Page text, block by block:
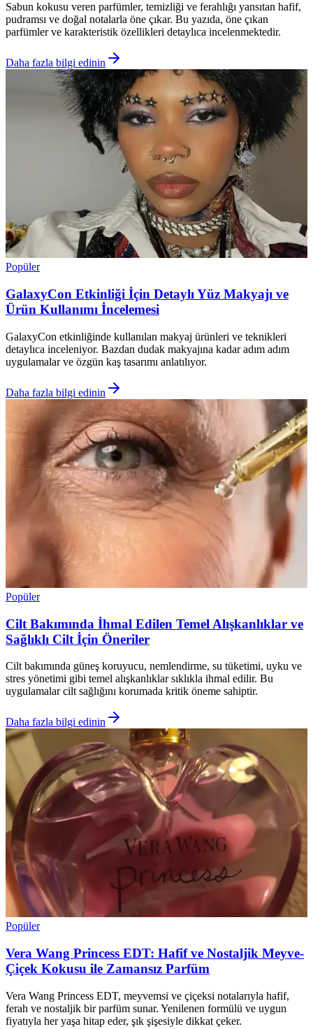
Sabun kokusu veren parfümler, temizliği ve ferahlığı yansıtan hafif,
pudramsı ve doğal notalarla öne çıkar. Bu yazıda, öne çıkan
parfümler ve karakteristik özellikleri detaylıca incelenmektedir.
Daha fazla bilgi edinin
Popüler
GalaxyCon Etkinliği İçin Detaylı Yüz Makyajı ve
Ürün Kullanımı İncelemesi
GalaxyCon etkinliğinde kullanılan makyaj ürünleri ve teknikleri
detaylıca inceleniyor. Bazdan dudak makyajına kadar adım adım
uygulamalar ve özgün kaş tasarımı anlatılıyor.
Daha fazla bilgi edinin
Popüler
Cilt Bakımında İhmal Edilen Temel Alışkanlıklar ve
Sağlıklı Cilt İçin Öneriler
Cilt bakımında güneş koruyucu, nemlendirme, su tüketimi, uyku ve
stres yönetimi gibi temel alışkanlıklar sıklıkla ihmal edilir. Bu
uygulamalar cilt sağlığını korumada kritik öneme sahiptir.
Daha fazla bilgi edinin
Popüler
Vera Wang Princess EDT: Hafif ve Nostaljik Meyve-
Çiçek Kokusu ile Zamansız Parfüm
Vera Wang Princess EDT, meyvemsi ve çiçeksi notalarıyla hafif,
ferah ve nostaljik bir parfüm sunar. Yenilenen formülü ve uygun
fiyatıyla her yaşa hitap eder, şık şişesiyle dikkat çeker.